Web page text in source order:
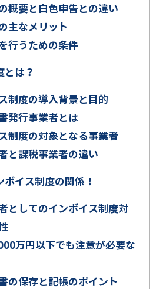
概要と白色申告との違い
主なメリット
行うための条件
とは？
制度の導入背景と目的
発行事業者とは
制度の対象となる事業者
と課税事業者の違い
イス制度の関係！
としてのインボイス制度対
万円以下でも注意が必要な
の保存と記帳のポイント